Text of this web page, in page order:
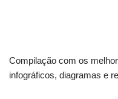
Compilação com os
infográficos, diagramas e